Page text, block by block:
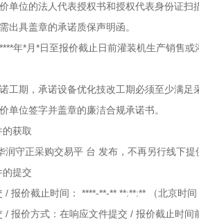
价单位的法人代表授权书和授权代表身份证扫
出具盖章的承诺质保声明函。
****年*月*日至报价截止日前灌装机生产销售
诺工期，承诺设备优化技改工期必须至少满足
单位签字并盖章的廉洁合规承诺书。
获取
润守正采购交易平 台 发布，不再另行线下
的提交
/ 报价截止时间： ****-**-** **:**:**
（北京时
/ 报价方式：在响应文件提交 / 报价截止时间